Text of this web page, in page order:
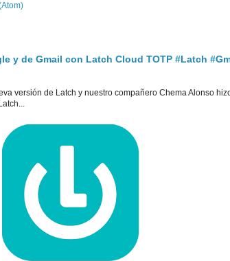
y de Gmail con Latch Cloud TOTP #Latch
versión de Latch y nuestro compañero Chema Alonso